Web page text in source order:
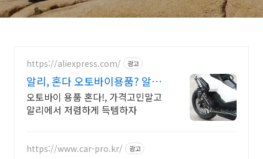
https://aliexpress.com/ 광고
알리, 혼다 오토바이용품? 알리
에서!
오토바이 용품 혼다!, 가격고민말고
알리에서 저렴하게 득템하자
https://www.car-pro.kr/ 광고